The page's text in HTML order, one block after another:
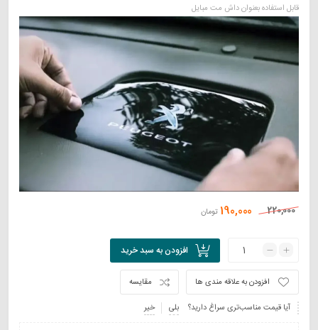
قابل استفاده بعنوان داش مت مبایل
220,000
190,000 تومان
افزودن به سبد خرید
مقایسه
افزودن به علاقه مندی ها
آیا قیمت مناسب‌تری سراغ دارید؟
بلی خیر